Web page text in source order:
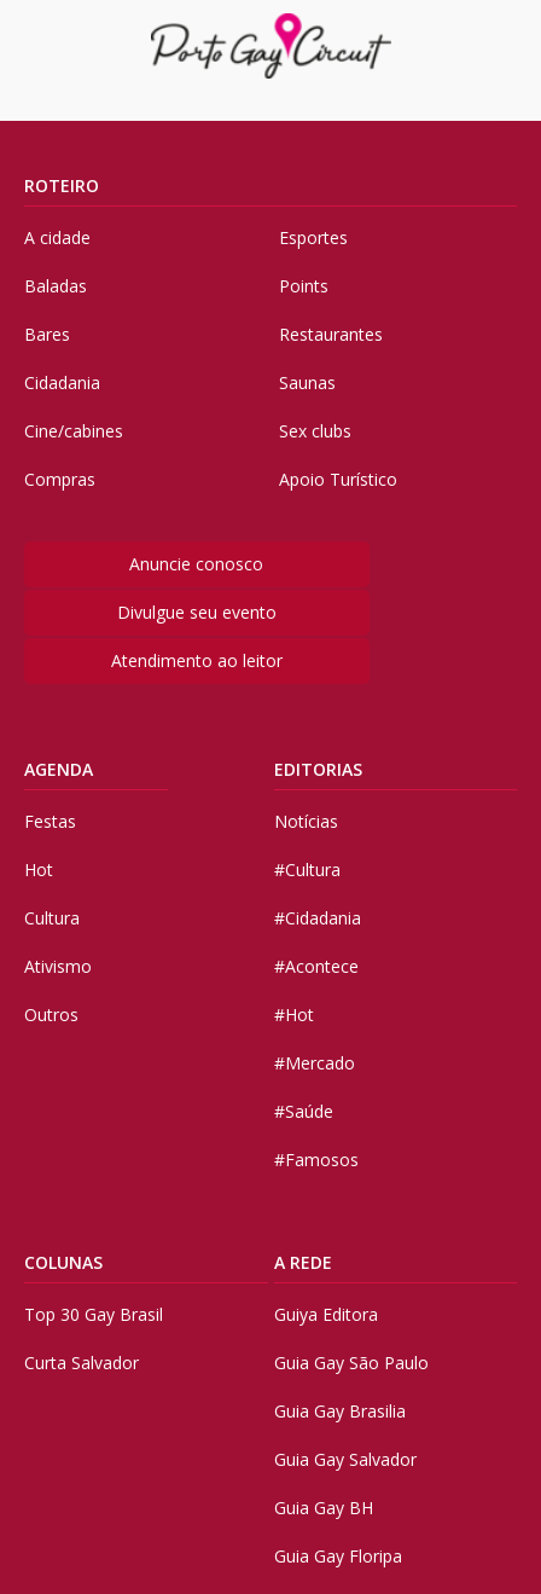
ROTEIRO
A cidade
Baladas
Bares
Cidadania
Cine/cabines
Compras
Esportes
Points
Restaurantes
Saunas
Sex clubs
Apoio Turístico
Anuncie conosco
Divulgue seu evento
Atendimento ao leitor
AGENDA
Festas
Hot
Cultura
Ativismo
Outros
EDITORIAS
Notícias
#Cultura
#Cidadania
#Acontece
#Hot
#Mercado
#Saúde
#Famosos
COLUNAS
Top 30 Gay Brasil
Curta Salvador
A REDE
Guiya Editora
Guia Gay São Paulo
Guia Gay Brasilia
Guia Gay Salvador
Guia Gay BH
Guia Gay Floripa